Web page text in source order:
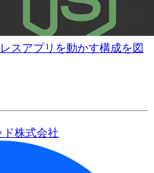
スアプリを動かす構成を図
株式会社